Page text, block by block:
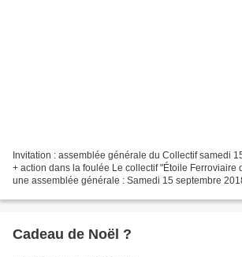
Invitation : assemblée générale du Collectif samedi
+ action dans la foulée Le collectif "Étoile Ferroviaire
une assemblée générale : Samedi 15 septembre
Cadeau de Noël ?